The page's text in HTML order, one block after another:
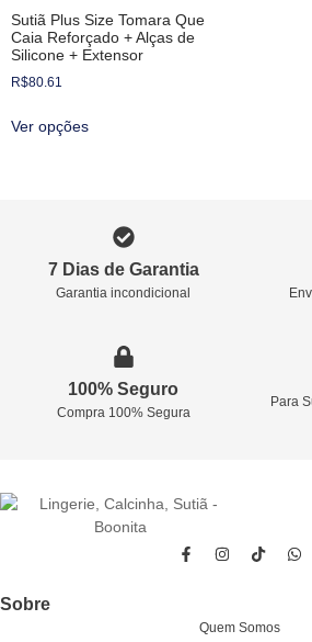
Sutiã Plus Size Tomara Que
Caia Reforçado + Alças de
Silicone + Extensor
R$80.61
Ver opções
7 Dias de Garantia
Garantia incondicional
100% Seguro
Compra 100% Segura
Para
Sobre
Quem Somos